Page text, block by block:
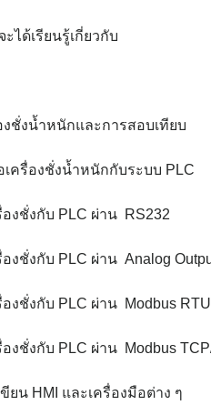
ได้เรียนรู้เกี่ยวกับ
งชั่งน้ำหนักและการสอบเทียบ
เครื่องชั่งน้ำหนักกับระบบ PLC
องชั่งกับ PLC ผ่าน RS232
งชั่งกับ PLC ผ่าน Analog
งชั่งกับ PLC ผ่าน Modbus RTU
งชั่งกับ PLC ผ่าน Modbus
ยน HMI และเครื่องมือต่าง ๆ